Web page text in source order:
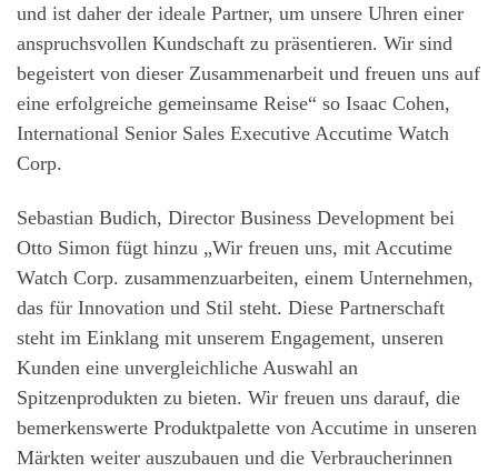
und ist daher der ideale Partner, um unsere Uhren einer
anspruchsvollen Kundschaft zu präsentieren. Wir sind
begeistert von dieser Zusammenarbeit und freuen uns auf
eine erfolgreiche gemeinsame Reise“ so Isaac Cohen,
International Senior Sales Executive Accutime Watch
Corp.
Sebastian Budich, Director Business Development bei
Otto Simon fügt hinzu „Wir freuen uns, mit Accutime
Watch Corp. zusammenzuarbeiten, einem Unternehmen,
das für Innovation und Stil steht. Diese Partnerschaft
steht im Einklang mit unserem Engagement, unseren
Kunden eine unvergleichliche Auswahl an
Spitzenprodukten zu bieten. Wir freuen uns darauf, die
bemerkenswerte Produktpalette von Accutime in unseren
Märkten weiter auszubauen und die Verbraucherinnen